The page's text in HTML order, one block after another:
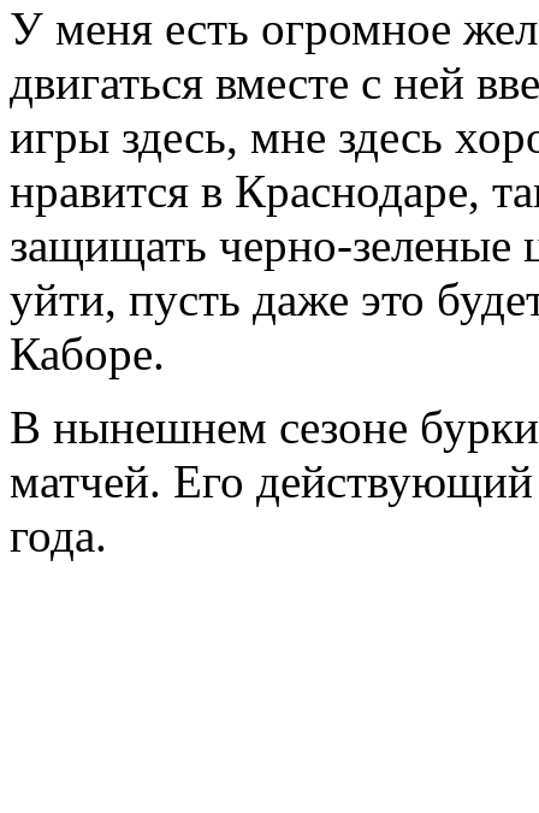
У меня есть огромное
двигаться вместе с ней
игры здесь, мне здесь
нравится в Краснодаре,
защищать черно-зеленые
уйти, пусть даже это
Каборе.
В нынешнем сезоне
матчей. Его действующий
года.